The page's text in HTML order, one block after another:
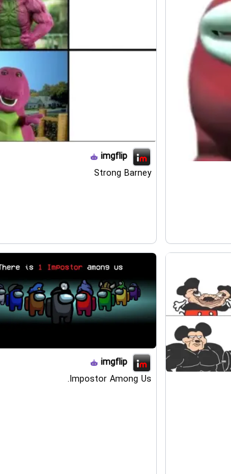
imgflip
Strong Barney
imgflip
Impostor Among Us.